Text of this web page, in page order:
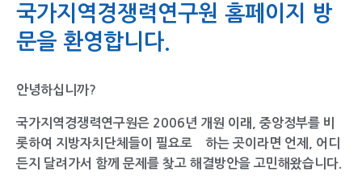
국가지역경쟁력연구원 홈페이지 방
문을 환영합니다.
안녕하십니까?
국가지역경쟁력연구원은 2006년 개원 이래, 중앙정부를 비
롯하여 지방자치단체들이 필요로 하는 곳이라면 언제, 어디
든지 달려가서 함께 문제를 찾고 해결방안을 고민해왔습니다.